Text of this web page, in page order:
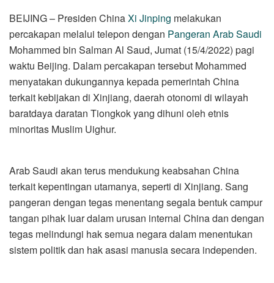
BEIJING – Presiden ChinaXi Jinping melakukan
percakapan melalui telepon dengan Pangeran Arab Saudi
Mohammed bin Salman Al Saud, Jumat (15/4/2022) pagi
waktu Beijing. Dalam percakapan tersebut Mohammed
menyatakan dukungannya kepada pemerintah China
terkait kebijakan di Xinjiang, daerah otonomi di wilayah
baratdaya daratan Tiongkok yang dihuni oleh etnis
minoritas Muslim Uighur.
Arab Saudi akan terus mendukung keabsahan China
terkait kepentingan utamanya, seperti di Xinjiang. Sang
pangeran dengan tegas menentang segala bentuk campur
tangan pihak luar dalam urusan internal China dan dengan
tegas melindungi hak semua negara dalam menentukan
sistem politik dan hak asasi manusia secara independen.